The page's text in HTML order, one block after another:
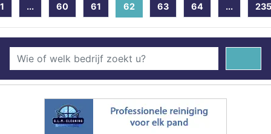
1 ... 60 61 62(current)
63 64 ... 235